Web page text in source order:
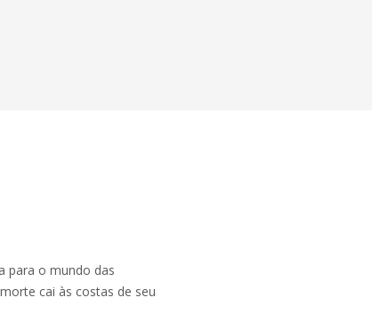
para o mundo das
cai às costas de seu